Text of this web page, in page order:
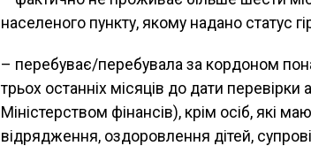
населеного пункту, якому надано статус
– перебуває/перебувала за кордоном
трьох останніх місяців до дати
Міністерством фінансів), крім осіб, які
відрядження, оздоровлення дітей,